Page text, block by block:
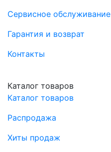
Сервисное обслуживание
Гарантия и возврат
Контакты
Каталог товаров
Каталог товаров
Распродажа
Хиты продаж